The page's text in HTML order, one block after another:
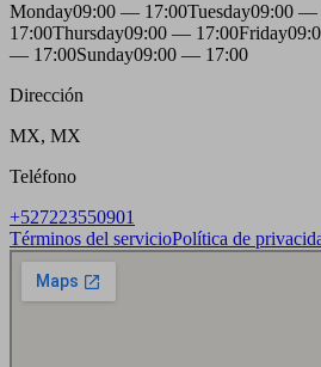
Monday09:00 — 17:00Tuesday09:00 —
17:00Thursday09:00 — 17:00Friday
— 17:00Sunday09:00 — 17:00
Dirección
MX, MX
Teléfono
+527223550901
Términos del servicioPolítica de